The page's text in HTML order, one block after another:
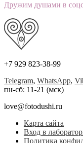
Дружим душами в
+7 929 823-38-99
Telegram, WhatsApp,
пн-сб: 11-21 (мск)
love@fotodushi.ru
Карта сайта
Вход в
Политика